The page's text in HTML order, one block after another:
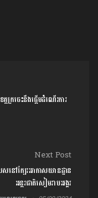
រចេះនឹងផ្តើមដំណើរការ
Next Post
នៅក្បែរអាកាស​យានដ្ឋាន
អន្តរជាតិ​សៀមរាបអង្គរ​